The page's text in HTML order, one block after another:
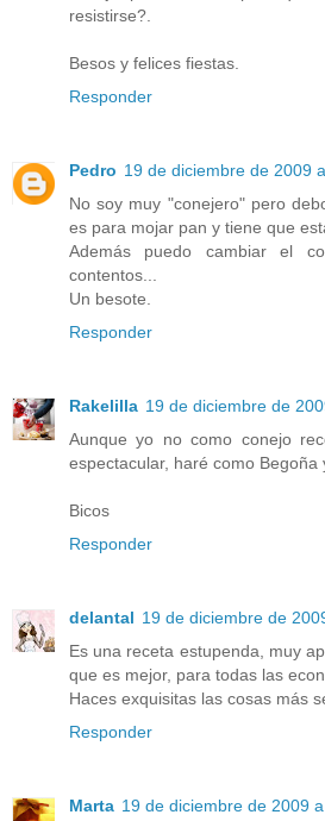
resistirse?.
Besos y felices fiestas.
Responder
Pedro 19 de diciembre de 2009
No soy muy "conejero" pero
es para mojar pan y tiene que
Además puedo cambiar el
contentos...
Un besote.
Responder
Rakelilla 19 de diciembre de
Aunque yo no como conejo
espectacular, haré como
Bicos
Responder
delantal 19 de diciembre de
Es una receta estupenda, muy
que es mejor, para todas las
Haces exquisitas las cosas más
Responder
Marta 19 de diciembre de 2009